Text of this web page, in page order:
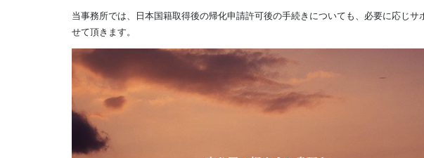
当事務所では、日本国籍取得後の帰化申請許可後の手続きについても、必要に応じサ
せて頂きます。